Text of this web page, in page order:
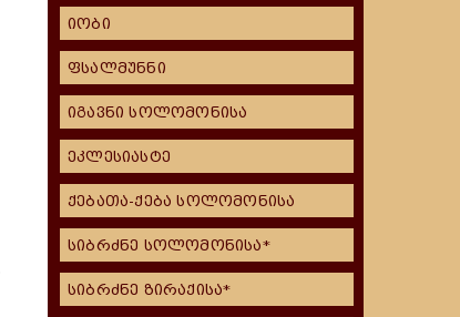
იობი
ფსალმუნნი
იგავნი სოლომონისა
ეკლესიასტე
ქებათა-ქება სოლომონისა
სიბრძნე სოლომონისა*
სიბრძნე ზირაქისა*